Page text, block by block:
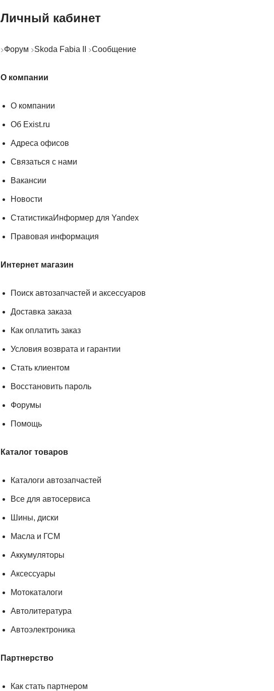
Личный кабинет
Форум Skoda Fabia II Сообщение
О компании
О компании
Об Exist.ru
Адреса офисов
Связаться с нами
Вакансии
Новости
СтатистикаИнформер для Yandex
Правовая информация
Интернет магазин
Поиск автозапчастей и аксессуаров
Доставка заказа
Как оплатить заказ
Условия возврата и гарантии
Стать клиентом
Восстановить пароль
Форумы
Помощь
Каталог товаров
Каталоги автозапчастей
Все для автосервиса
Шины, диски
Масла и ГСМ
Аккумуляторы
Аксессуары
Мотокаталоги
Автолитература
Автоэлектроника
Партнерство
Как стать партнером